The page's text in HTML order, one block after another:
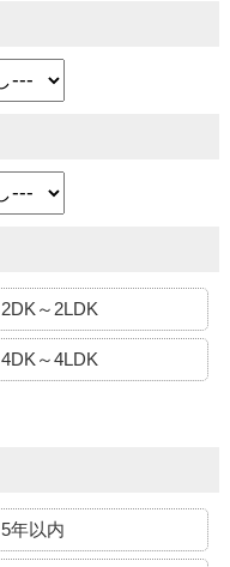
2DK～2LDK
4DK～4LDK
5年以内